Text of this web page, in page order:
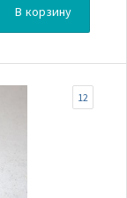
В корзину
12